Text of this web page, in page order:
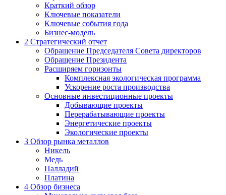
Краткий обзор
Ключевые показатели
Ключевые события года
Бизнес-модель
2 Стратегический отчет
Обращение Председателя Совета директоров
Обращение Президента
Расширяем горизонты
Комплексная экологическая программа
Ускорение роста производства
Основные инвестиционные проекты
Добывающие проекты
Перерабатывающие проекты
Энергетические проекты
Экологические проекты
3 Обзор рынка металлов
Никель
Медь
Палладий
Платина
4 Обзор бизнеса